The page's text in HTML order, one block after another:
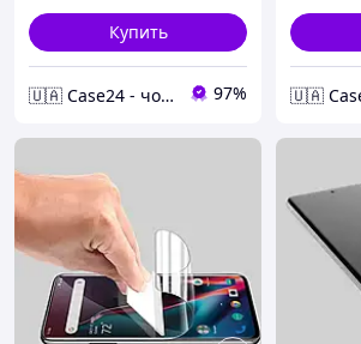
Купить
🇺🇦 Case24 - чохли та аксесуари для смартфонів та планшетів 97%